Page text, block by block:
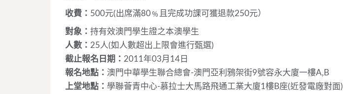
收費： 500元(出席滿80﹪且完成功課可獲退款250元）
對象： 持有效澳門學生證之本澳學生
人數： 25人(如人數超出上限會進行甄選)
截止報名日期： 2011年03月14日
報名地點： 澳門中華學生聯合總會-澳門亞利鴉架街9號容永大廈一樓A,B
上堂地點： 學聯薈青中心-慕拉士大馬路飛通工業大廈1樓B座(近發電廠對面)